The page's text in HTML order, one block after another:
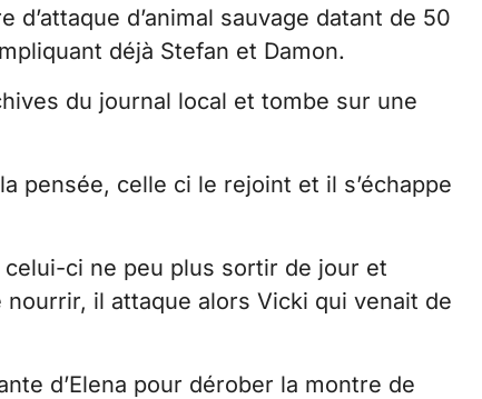
d’animal sauvage datant de 50
déjà Stefan et Damon.
du journal local et tombe sur une
pensée, celle ci le rejoint et il s’échappe
ci ne peu plus sortir de jour et
il attaque alors Vicki qui venait de
d’Elena pour dérober la montre de